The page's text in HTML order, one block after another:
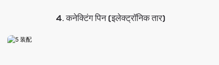
4. कनेक्टिंग पिन (इलेक्ट्रॉनिक तार)